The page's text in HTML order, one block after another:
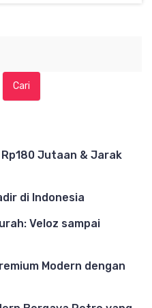
Cari
Jutaan & Jarak
di Indonesia
Veloz sampai
Modern dengan